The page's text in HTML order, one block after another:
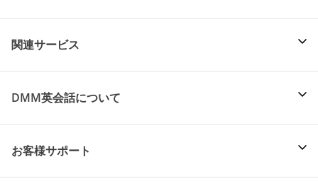
関連サービス
DMM英会話について
お客様サポート